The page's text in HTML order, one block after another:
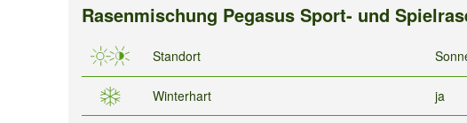
Rasenmischung Pegasus Sport- und
Standort
Winterhart ja